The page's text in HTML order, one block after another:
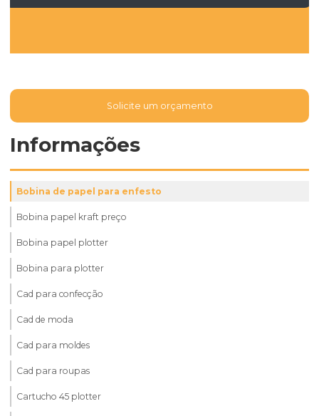
Solicite um orçamento
Informações
Bobina de papel para enfesto
Bobina papel kraft preço
Bobina papel plotter
Bobina para plotter
Cad para confecção
Cad de moda
Cad para moldes
Cad para roupas
Cartucho 45 plotter